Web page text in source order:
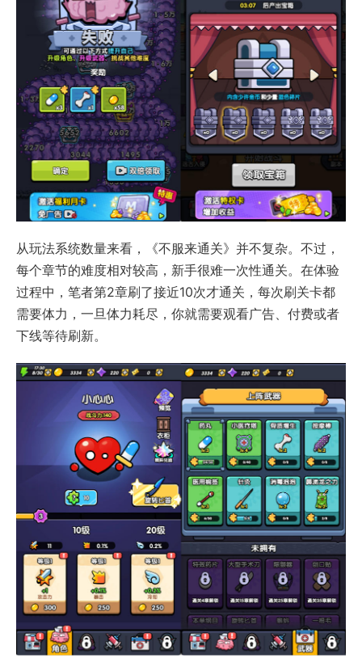
从玩法系统数量来看，《不服来通关》并不复杂。不过，
每个章节的难度相对较高，新手很难一次性通关。在体验
过程中，笔者第2章刷了接近10次才通关，每次刷关卡都
需要体力，一旦体力耗尽，你就需要观看广告、付费或者
下线等待刷新。